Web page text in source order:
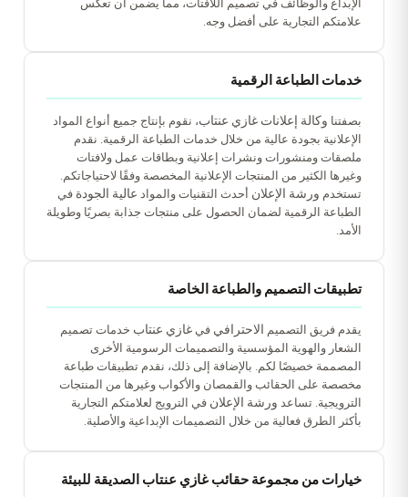
الإبداع والوظائف في تصميم اللافتات، مما يضمن أن تعكس
علامتكم التجارية على أفضل وجه.
خدمات الطباعة الرقمية
بصفتنا وكالة إعلانات غازي عنتاب، نقوم بإنتاج جميع أنواع المواد
الإعلانية بجودة عالية من خلال خدمات الطباعة الرقمية. نقدم
ملصقات ومنشورات ونشرات إعلانية وبطاقات عمل ولافتات
وغيرها الكثير من المنتجات الإعلانية المخصصة وفقًا لاحتياجاتكم.
تستخدم ورشة الإعلان أحدث التقنيات والمواد عالية الجودة في
الطباعة الرقمية لضمان الحصول على منتجات جذابة بصريًا وطويلة
الأمد.
تطبيقات التصميم والطباعة الخاصة
يقدم فريق التصميم الاحترافي في غازي عنتاب خدمات تصميم
الشعار والهوية المؤسسية والتصميمات الرسومية الأخرى
المصممة خصيصًا لكم. بالإضافة إلى ذلك، نقدم تطبيقات طباعة
مخصصة على الحقائب والقمصان والأكواب وغيرها من المنتجات
الترويجية. تساعد ورشة الإعلان في الترويج لعلامتكم التجارية
بأكثر الطرق فعالية من خلال التصميمات الإبداعية والأصلية.
خيارات من مجموعة حقائب غازي عنتاب الصديقة للبيئة